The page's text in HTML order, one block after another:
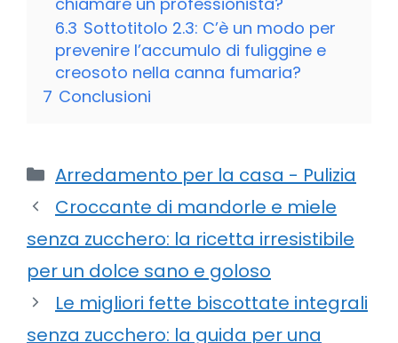
6.3 Sottotitolo 2.3: C’è un modo per
prevenire l’accumulo di fuliggine e
creosoto nella canna fumaria?
7 Conclusioni
Categorie
Arredamento per la casa - Pulizia
Croccante di mandorle e miele
senza zucchero: la ricetta irresistibile
per un dolce sano e goloso
Le migliori fette biscottate integrali
senza zucchero: la guida per una